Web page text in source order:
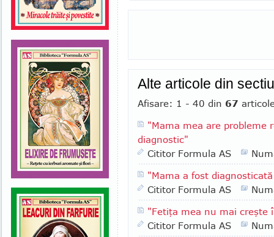
Alte articole din
Afisare: 1 - 40 din 67
"Mama mea are probleme
diagnostic"
Cititor Formula AS
"Mama a fost
Cititor Formula AS
"Fetiţa mea nu mai creşte
Cititor Formula AS